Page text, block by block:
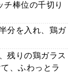
棒位の千切り
分を入れ、鶏ガ
残りの鶏ガラス
、ふわっとラ